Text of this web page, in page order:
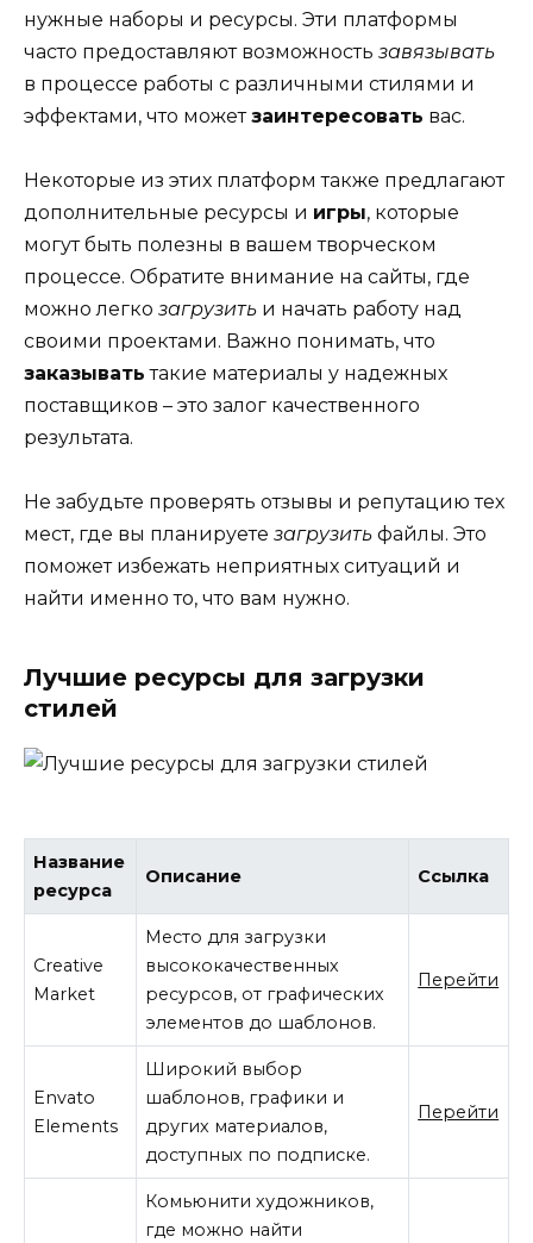
нужные наборы и ресурсы. Эти платформы
часто предоставляют возможность завязывать
в процессе работы с различными стилями и
эффектами, что можетзаинтересовать вас.
Некоторые из этих платформ также предлагают
дополнительные ресурсы и игры, которые
могут быть полезны в вашем творческом
процессе. Обратите внимание на сайты, где
можно легко загрузить и начать работу над
своими проектами. Важно понимать, что
заказывать такие материалы у надежных
поставщиков – это залог качественного
результата.
Не забудьте проверять отзывы и репутацию тех
мест, где вы планируете загрузить файлы. Это
поможет избежать неприятных ситуаций и
найти именно то, что вам нужно.
Лучшие ресурсы для загрузки
стилей
Название
ресурса
Описание Ссылка
Creative
Market
Место для загрузки
высококачественных
ресурсов, от графических
элементов до шаблонов.
Перейти
Envato
Elements
Широкий выбор
шаблонов, графики и
других материалов,
доступных по подписке.
Перейти
Комьюнити художников,
где можно найти